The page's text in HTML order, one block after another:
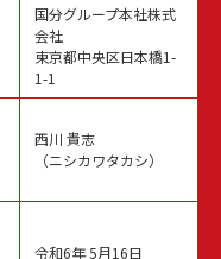
国分グループ本社株式
会社
東京都中央区日本橋1-
1-1
西川 貴志
（ニシカワタカシ）
令和6年 5月16日